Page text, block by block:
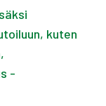
kuten
-